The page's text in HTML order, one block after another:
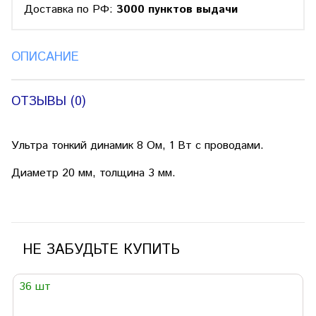
Доставка по РФ: 3000 пунктов выдачи
ОПИСАНИЕ
ОТЗЫВЫ (0)
Ультра тонкий динамик 8 Ом, 1 Вт с проводами.
Диаметр 20 мм, толщина 3 мм.
НЕ ЗАБУДЬТЕ КУПИТЬ
36 шт